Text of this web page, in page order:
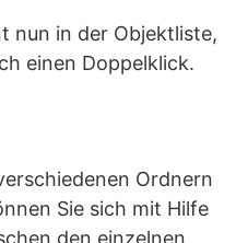
nun in der Objektliste,
einen Doppelklick.
Ordnern
Sie sich mit Hilfe
den einzelnen